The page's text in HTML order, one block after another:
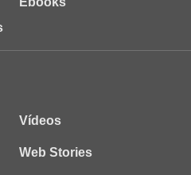
Vídeos
Web Stories